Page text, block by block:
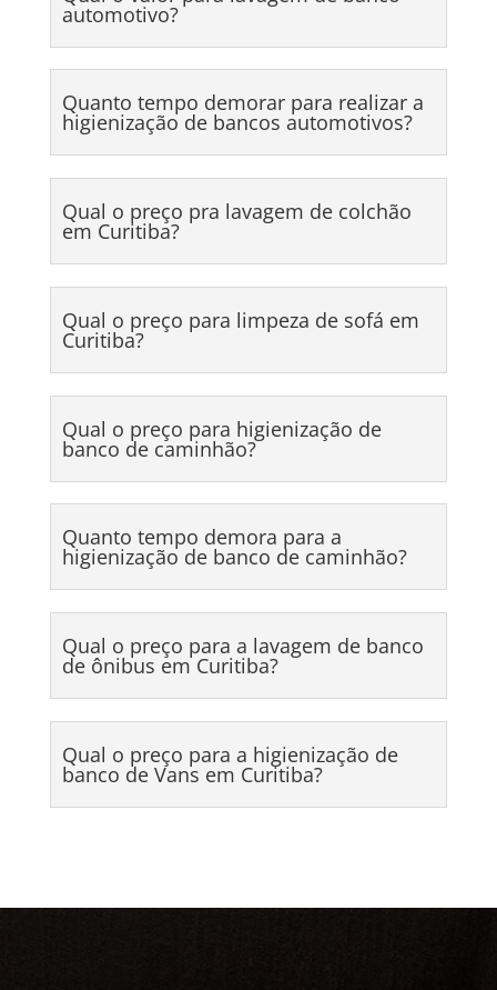
automotivo?
Quanto tempo demorar para realizar a
higienização de bancos automotivos?
Qual o preço pra lavagem de colchão
em Curitiba?
Qual o preço para limpeza de sofá em
Curitiba?
Qual o preço para higienização de
banco de caminhão?
Quanto tempo demora para a
higienização de banco de caminhão?
Qual o preço para a lavagem de banco
de ônibus em Curitiba?
Qual o preço para a higienização de
banco de Vans em Curitiba?